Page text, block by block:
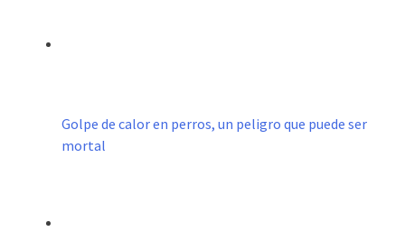
Golpe de calor en perros, un peligro que puede ser
mortal